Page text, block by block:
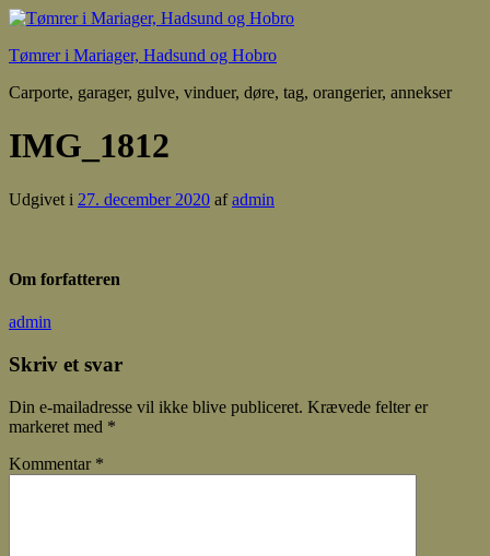
Tømrer i Mariager, Hadsund og Hobro
Carporte, garager, gulve, vinduer, døre, tag, orangerier, annekser
IMG_1812
Udgivet i 27. december 2020 afadmin
Om forfatteren
admin
Skriv et svar
Din e-mailadresse vil ikke blive publiceret. Krævede felter er
markeret med *
Kommentar *